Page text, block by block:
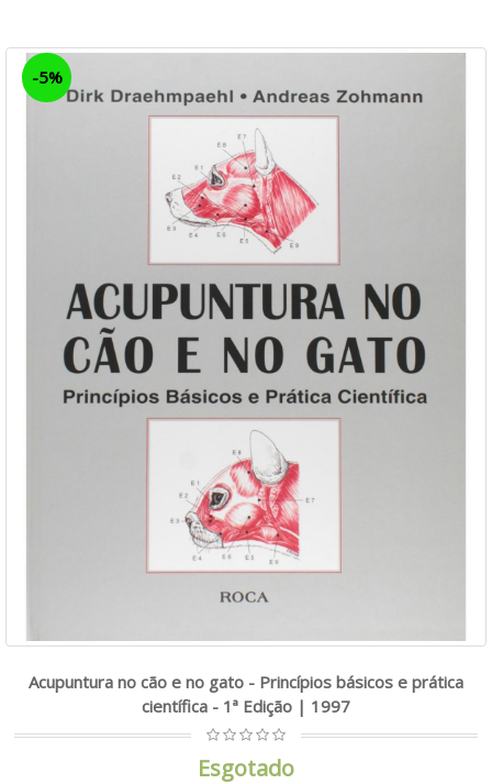
-5%
Acupuntura no cão e no gato - Princípios básicos e prática
científica - 1ª Edição | 1997
Esgotado